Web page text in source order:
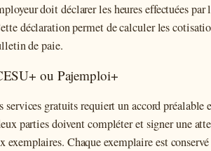
doit déclarer les heures effectuées par
déclaration permet de calculer les
de paie.
ou Pajemploi+
services gratuits requiert un accord préalable
parties doivent compléter et signer une
exemplaires. Chaque exemplaire est